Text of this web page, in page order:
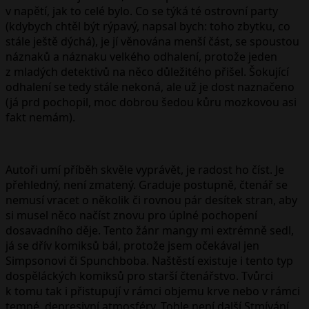
v napětí, jak to celé bylo. Co se týká té ostrovní party
(kdybych chtěl být rýpavý, napsal bych: toho zbytku, co
stále ještě dýchá), je jí věnována menší část, se spoustou
náznaků a náznaku velkého odhalení, protože jeden
z mladých detektivů na něco důležitého přišel. Šokující
odhalení se tedy stále nekoná, ale už je dost naznačeno
(já prd pochopil, moc dobrou šedou kůru mozkovou asi
fakt nemám).
Autoři umí příběh skvěle vyprávět, je radost ho číst. Je
přehledný, není zmatený. Graduje postupně, čtenář se
nemusí vracet o několik či rovnou pár desítek stran, aby
si musel něco načíst znovu pro úplné pochopení
dosavadního děje. Tento žánr mangy mi extrémně sedl,
já se dřív komiksů bál, protože jsem očekával jen
Simpsonovi či Spunchboba. Naštěstí existuje i tento typ
dospěláckých komiksů pro starší čtenářstvo. Tvůrci
k tomu tak i přistupují v rámci objemu krve nebo v rámci